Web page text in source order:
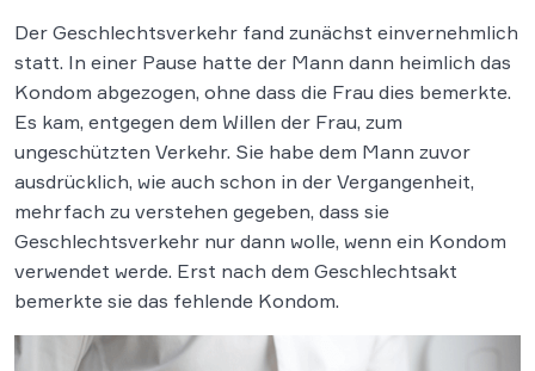
Der Geschlechtsverkehr fand zunächst einvernehmlich
statt. In einer Pause hatte der Mann dann heimlich das
Kondom abgezogen, ohne dass die Frau dies bemerkte.
Es kam, entgegen dem Willen der Frau, zum
ungeschützten Verkehr. Sie habe dem Mann zuvor
ausdrücklich, wie auch schon in der Vergangenheit,
mehrfach zu verstehen gegeben, dass sie
Geschlechtsverkehr nur dann wolle, wenn ein Kondom
verwendet werde. Erst nach dem Geschlechtsakt
bemerkte sie das fehlende Kondom.